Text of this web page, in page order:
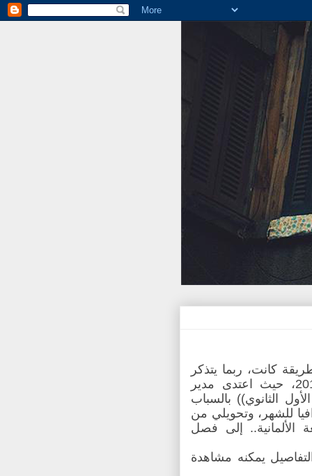
كانت، ربما يتذكر
التجربة الحقيرة التي مرت عليّ في أُكتوبر 2012، حيث اعتدى مدير
الثانوي)) بالسباب
للشهر، وتحويلي من
الألمانية.. إلى فصل
يمكنه مشاهدة